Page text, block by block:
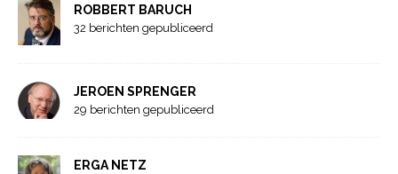
ROBBERT BARUCH
32 berichten gepubliceerd
JEROEN SPRENGER
29 berichten gepubliceerd
ERGA NETZ